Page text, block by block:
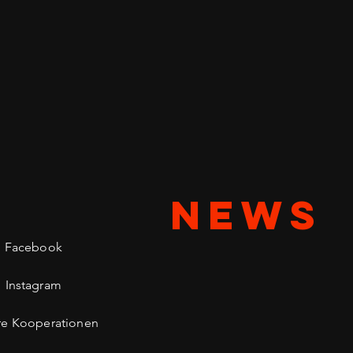
Facebook
Instagram
Kooperationen
NEWS